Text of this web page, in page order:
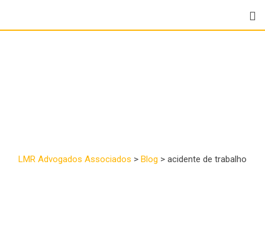
LMR Advogados Associados > Blog > acidente de trabalho